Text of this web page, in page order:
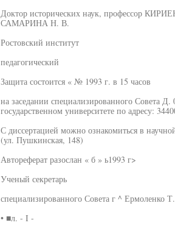
Доктор исторических наук, профессор
САМАРИНА Н. В.
Ростовский институт
педагогический
Защита состоится « № 1993 г. в 15 часов
на заседании специализированного Совета
государственном университете по адресу:
С диссертацией можно ознакомиться в
(ул. Пушкинская, 148)
Автореферат разослан « б » ь1993 г>
Ученый секретарь
специализированного Совета г ^ Ермоленко
• ■л. - I -